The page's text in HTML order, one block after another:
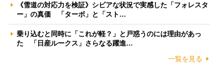
《雪道の対応力を検証》シビアな状況で実感した「フォレスタ
ー」の真価 「ターボ」と「スト…
乗り込むと同時に「これが軽？」と戸惑うのには理由があっ
た 「日産ルークス」さらなる躍進…
一覧を見る